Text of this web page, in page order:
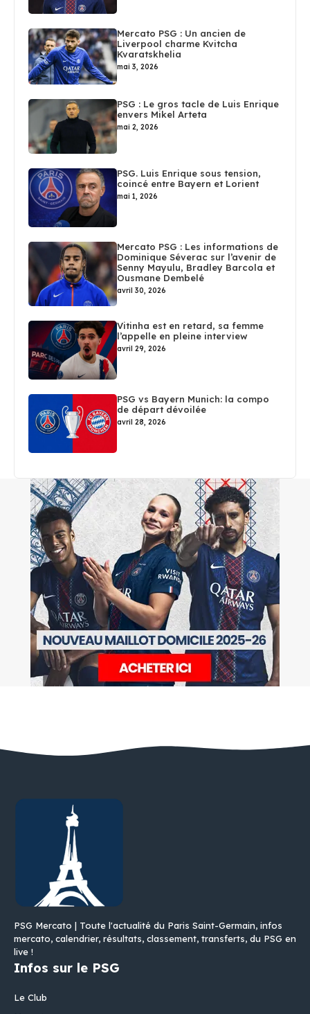
Mercato PSG : Un ancien de
Liverpool charme Kvitcha
Kvaratskhelia
mai 3, 2026
PSG : Le gros tacle de Luis Enrique
envers Mikel Arteta
mai 2, 2026
PSG. Luis Enrique sous tension,
coincé entre Bayern et Lorient
mai 1, 2026
Mercato PSG : Les informations de
Dominique Séverac sur l’avenir de
Senny Mayulu, Bradley Barcola et
Ousmane Dembelé
avril 30, 2026
Vitinha est en retard, sa femme
l’appelle en pleine interview
avril 29, 2026
PSG vs Bayern Munich: la compo
de départ dévoilée
avril 28, 2026
PSG Mercato | Toute l'actualité du Paris Saint-Germain, infos
mercato, calendrier, résultats, classement, transferts, du PSG en
live !
Infos sur le PSG
Le Club